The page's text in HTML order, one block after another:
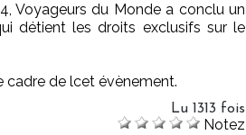
Voyageurs du Monde a conclu un
détient les droits exclusifs sur le
cadre de lcet évènement.
Lu 1313 fois
Notez